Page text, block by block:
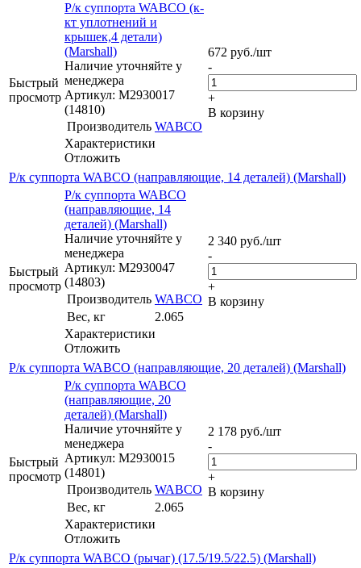
Быстрый
просмотр
Р/к суппорта WABCO (к-
кт уплотнений и
крышек,4 детали)
(Marshall)
Наличие уточняйте у
менеджера
Артикул: M2930017
(14810)
Производитель WABCO
Характеристики
Отложить
672 руб./шт
-
+
В корзину
Р/к суппорта WABCO (направляющие, 14 деталей) (Marshall)
Быстрый
просмотр
Р/к суппорта WABCO
(направляющие, 14
деталей) (Marshall)
Наличие уточняйте у
менеджера
Артикул: M2930047
(14803)
Производитель WABCO
Вес, кг
2.065
Характеристики
Отложить
2 340 руб./шт
-
+
В корзину
Р/к суппорта WABCO (направляющие, 20 деталей) (Marshall)
Быстрый
просмотр
Р/к суппорта WABCO
(направляющие, 20
деталей) (Marshall)
Наличие уточняйте у
менеджера
Артикул: M2930015
(14801)
Производитель WABCO
Вес, кг
2.065
Характеристики
Отложить
2 178 руб./шт
-
+
В корзину
Р/к суппорта WABCO (рычаг) (17.5/19.5/22.5) (Marshall)